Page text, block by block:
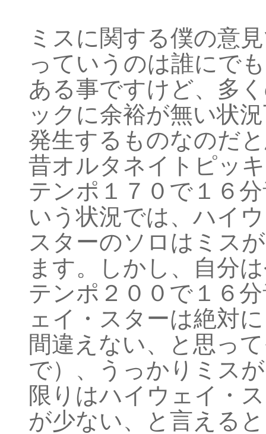
ミスに関する僕の意
っていうのは誰にでも
ある事ですけど、多
ックに余裕が無い状
発生するものなのだ
昔オルタネイトピッ
テンポ１７０で１６
いう状況では、ハイ
スターのソロはミス
ます。しかし、自分
テンポ２００で１６
ェイ・スターは絶対に
間違えない、と思っ
で）、うっかりミス
限りはハイウェイ・
が少ない、と言えると